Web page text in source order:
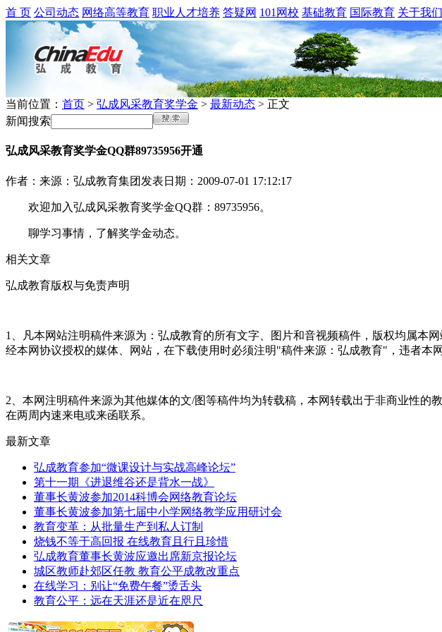
首 页 公司动态 网络高等教育 职业人才培养 答疑网 101网校 基础教育 国际教育 关于我们
当前位置： 首页 > 弘成风采教育奖学金 > 最新动态 > 正文
新闻搜索
弘成风采教育奖学金QQ群89735956开通
作者： 来源：弘成教育集团 发表日期：2009-07-01 17:12:17
欢迎加入弘成风采教育奖学金QQ群：89735956。
聊学习事情，了解奖学金动态。
相关文章
弘成教育版权与免责声明
1、凡本网站注明稿件来源为：弘成教育的所有文字、图片和音视频稿件，版权均属本
经本网协议授权的媒体、网站，在下载使用时必须注明"稿件来源：弘成教育"，违者本
2、本网注明稿件来源为其他媒体的文/图等稿件均为转载稿，本网转载出于非商业性
在两周内速来电或来函联系。
最新文章
弘成教育参加“微课设计与实战高峰论坛”
第十一期《进退维谷还是背水一战》
董事长黄波参加2014科博会网络教育论坛
董事长黄波参加第七届中小学网络教学应用研讨会
教育变革：从批量生产到私人订制
烧钱不等于高回报 在线教育且行且珍惜
弘成教育董事长黄波应邀出席新京报论坛
城区教师赴郊区任教 教育公平成教改重点
在线学习：别让“免费午餐”烫舌头
教育公平：远在天涯还是近在咫尺